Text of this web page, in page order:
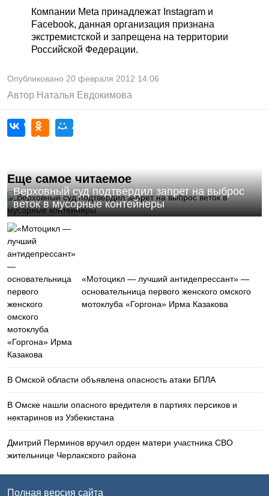
Компании Meta принадлежат Instagram и
Facebook, данная организация признана
экстремистской и запрещена на территории
Российской Федерации.
Опубликовано 20 февраля 2012 14:06
Автор Наталья Евдокимова
Еще самое читаемое
Верховный суд подтвердил запрет на выброс
веток в мусорные контейнеры
«Мотоцикл — лучший антидепрессант» —
основательница первого женского омского
мотоклуба «Горгона» Ирма Казакова
В Омской области объявлена опасность атаки БПЛА
В Омске нашли опасного вредителя в партиях персиков и
нектаринов из Узбекистана
Дмитрий Перминов вручил орден матери участника СВО
жительнице Черлакского района
Полная версия сайта